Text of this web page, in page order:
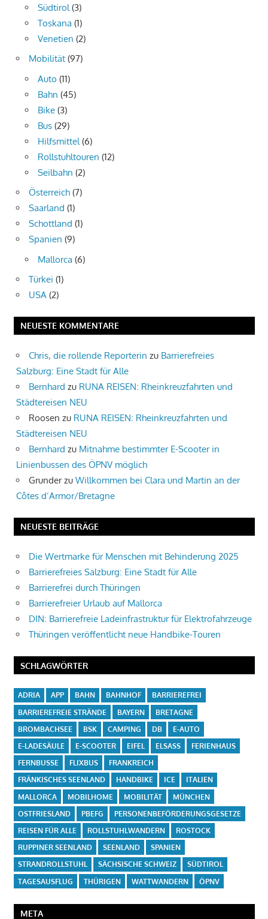
Südtirol (3)
Toskana (1)
Venetien (2)
Mobilität (97)
Auto (11)
Bahn (45)
Bike (3)
Bus (29)
Hilfsmittel (6)
Rollstuhltouren (12)
Seilbahn (2)
Österreich (7)
Saarland (1)
Schottland (1)
Spanien (9)
Mallorca (6)
Türkei (1)
USA (2)
NEUESTE KOMMENTARE
Chris, die rollende Reporterin zu Barrierefreies
Salzburg: Eine Stadt für Alle
Bernhard zu RUNA REISEN: Rheinkreuzfahrten und
Städtereisen NEU
Roosen zu RUNA REISEN: Rheinkreuzfahrten und
Städtereisen NEU
Bernhard zu Mitnahme bestimmter E-Scooter in
Linienbussen des ÖPNV möglich
Grunderzu Willkommen bei Clara und Martin an der
Côtes d’Armor/Bretagne
NEUESTE BEITRÄGE
Die Wertmarke für Menschen mit Behinderung 2025
Barrierefreies Salzburg: Eine Stadt für Alle
Barrierefrei durch Thüringen
Barrierefreier Urlaub auf Mallorca
DIN: Barrierefreie Ladeinfrastruktur für Elektrofahrzeuge
Thüringen veröffentlicht neue Handbike-Touren
SCHLAGWÖRTER
ADRIA APP BAHN BAHNHOF
BARRIEREFREI
BARRIEREFREIE STRÄNDE
BAYERN
BRETAGNE
BROMBACHSEE
BSK CAMPING DB
E-AUTO
E-LADESÄULE
E-SCOOTER EIFEL ELSASS
FERIENHAUS
FERNBUSSE
FLIXBUS
FRANKREICH
FRÄNKISCHES SEENLAND
HANDBIKE ICE
ITALIEN
MALLORCA
MOBILHOME MOBILITÄT
MÜNCHEN
OSTFRIESLAND
PBEFG
PERSONENBEFÖRDERUNGSGESETZE
REISEN FÜR ALLE
ROLLSTUHLWANDERN
ROSTOCK
RUPPINER SEENLAND
SEENLAND
SPANIEN
STRANDROLLSTUHL
SÄCHSISCHE SCHWEIZ
SÜDTIROL
TAGESAUSFLUG
THÜRIGEN WATTWANDERN ÖPNV
META